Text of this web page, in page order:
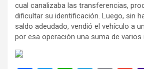
cual canalizaba las transferencias,
dificultar su identificación. Luego, sin
saldo adeudado, vendió el vehículo a
por esa operación una suma de varios